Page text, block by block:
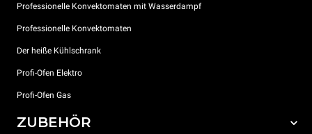
Professionelle Konvektomaten mit Wasserdampf
Professionelle Konvektomaten
Der heiße Kühlschrank
Profi-Ofen Elektro
Profi-Ofen Gas
ZUBEHÖR